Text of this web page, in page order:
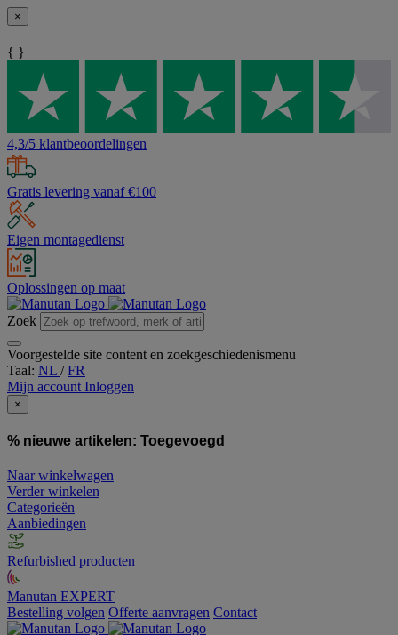
×
{ }
4,3/5 klantbeoordelingen
Gratis levering vanaf €100
Eigen montagedienst
Oplossingen op maat
Zoek
Voorgestelde site content en zoekgeschiedenismenu
Taal: NL /FR
Mijn account Inloggen
×
% nieuwe artikelen: Toegevoegd
Naar winkelwagen
Verder winkelen
Categorieën
Aanbiedingen
Refurbished producten
Manutan EXPERT
Bestelling volgen Offerte aanvragen Contact